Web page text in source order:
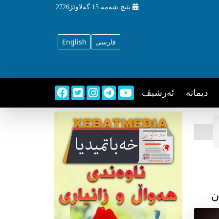
پێنچ شه‌مه‌ 15 گه‌لاوێژ2726
English فارسی
دیمانه ئه‌رشیڤ